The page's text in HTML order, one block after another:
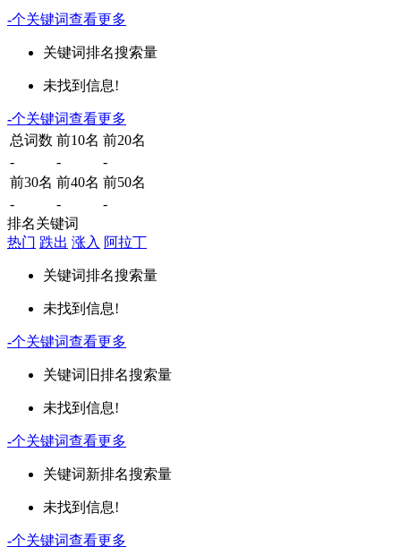
-个关键词查看更多
关键词排名搜索量
未找到信息!
-个关键词查看更多
总词数 前10名 前20名
-
-
-
前30名 前40名 前50名
-
-
-
排名关键词
热门 跌出 涨入 阿拉丁
关键词排名搜索量
未找到信息!
-个关键词查看更多
关键词 旧排名搜索量
未找到信息!
-个关键词查看更多
关键词新排名搜索量
未找到信息!
-个关键词查看更多